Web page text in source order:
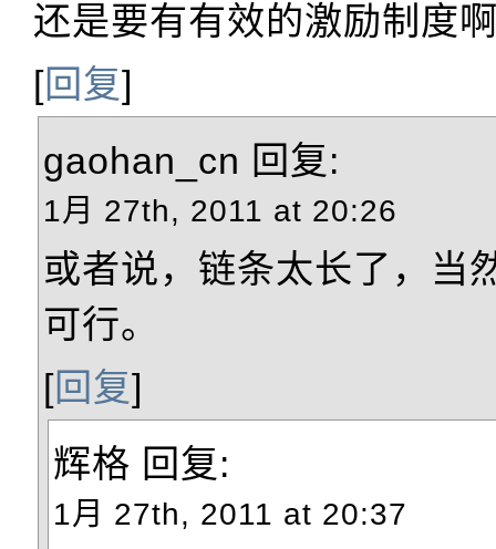
还是要有有效的激励制度
[回复]
gaohan_cn 回复:
1月 27th, 2011 at 20:26
或者说，链条太长了，当
可行。
[回复]
辉格 回复:
1月 27th, 2011 at 20:37